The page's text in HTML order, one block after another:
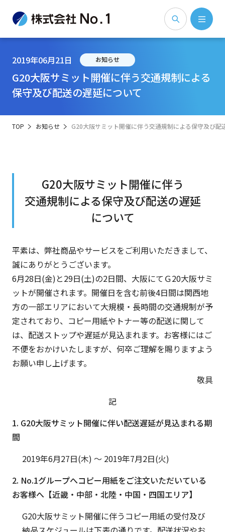
2019年06月21日 お知らせ
G20大阪サミット開催に伴う交通規制による
保守及び配送の遅延について
TOP お知らせ G20大阪サミット開催に伴う交通規制による保守及び配
G20大阪サミット開催に伴う
交通規制による保守及び配送の遅延
について
平素は、弊社商品やサービスをご利用いただきまして、
誠にありがとうございます。
6月28日(金)と29日(土)の2日間、大阪にてＧ20大阪サミ
ットが開催されます。開催日を含む前後4日間は関西地
方の一部エリアにおいて大規模・長時間の交通規制が予
定されており、コピー用紙やトナー等の配送に関して
は、配送ストップや遅延が見込まれます。お客様にはご
不便をおかけいたしますが、何卒ご理解を賜りますよう
お願い申し上げます。
敬具
記
1. G20大阪サミット開催に伴い配送遅延が見込まれる期
間
2019年6月27日(木) ～ 2019年7月2日(火)
2. No.1グループへコピー用紙をご注文いただいている
お客様へ【近畿・中部・北陸・中国・四国エリア】
G20大阪サミット開催に伴うコピー用紙の受付及び